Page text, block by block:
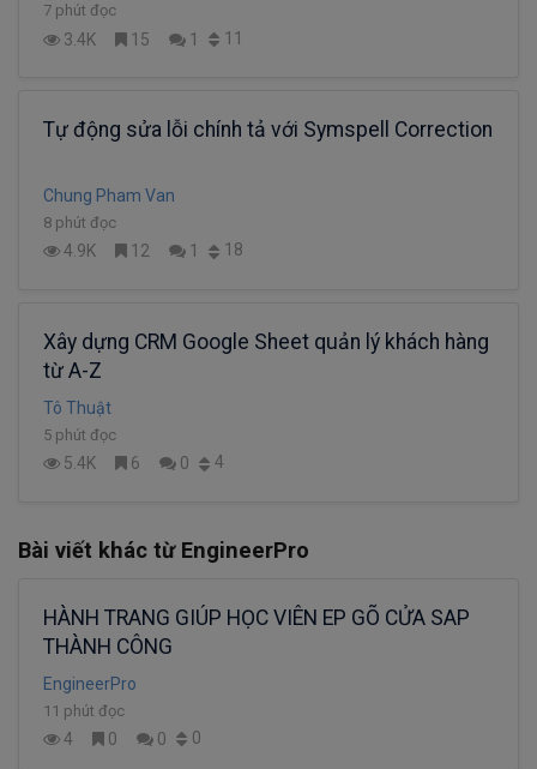
7 phút đọc
3.4K 15 1 11
Tự động sửa lỗi chính tả với Symspell Correction
Chung Pham Van
8 phút đọc
4.9K 12 1 18
Xây dựng CRM Google Sheet quản lý khách hàng
từ A-Z
Tô Thuật
5 phút đọc
5.4K 6 0 4
Bài viết khác từ EngineerPro
HÀNH TRANG GIÚP HỌC VIÊN EP GÕ CỬA SAP
THÀNH CÔNG
EngineerPro
11 phút đọc
4 0 0 0